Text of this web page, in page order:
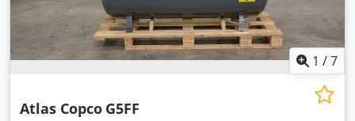
1 /7
Atlas Copco G5FF